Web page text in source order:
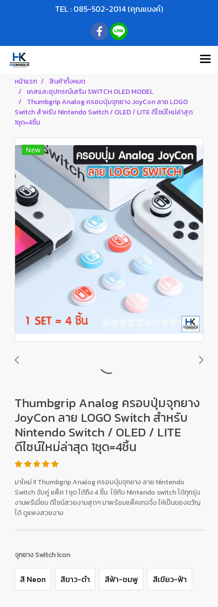
TEL : 085-502-2014 (คุณแบงค์)
หน้าแรก
สินค้าทั้งหมด
เคสและอุปกรณ์เสริม SWITCH OLED MODEL
Thumbgrip Analog ครอบปุ่มจุกยาง JoyCon ลาย LOGO
Switch สำหรับ Nintendo Switch / OLED / LITE ดีไซน์ใหม่ล่าสุด
1ชุด=4ชิ้น
New
Thumbgrip Analog ครอบปุ่มจุกยาง
JoyCon ลาย LOGO Switch สำหรับ
Nintendo Switch / OLED / LITE
ดีไซน์ใหม่ล่าสุด 1ชุด=4ชิ้น
มาใหม่ !! Thumbgrip Analog ครอบปุ่มจุกยาง ลาย Nintendo
Switch จับคู่ แพ็ค 1 ชุด ได้ถึง 4 ชิ้น ใช้กับ Nintendo switch ได้ทุกรุ่น
งานพรีเมี่ยม ดีไซน์สวยงามสุดๆ มาพร้อมแพ็คเกจจิ้ง ให้เป็นของขวัญ
ได้ ดูแพงสวยงาม
จุกยาง Switch icon
สี Neon สีขาว-ดำ สีฟ้า-ชมพู สีเขียว-ฟ้า